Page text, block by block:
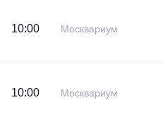
10:00 Москвариум
10:00 Москвариум